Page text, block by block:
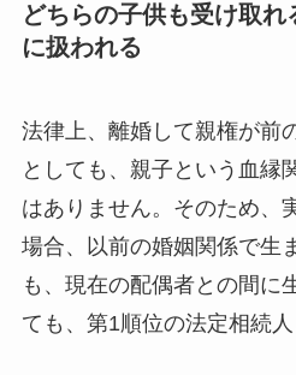
どちらの子供も受け取
に扱われる
法律上、離婚して親権が前
としても、親子という血縁
はありません。そのため、
場合、以前の婚姻関係で生
も、現在の配偶者との間に
ても、第1順位の法定相続人